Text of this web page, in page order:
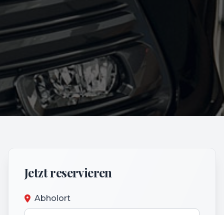
Jetzt reservieren
Abholort